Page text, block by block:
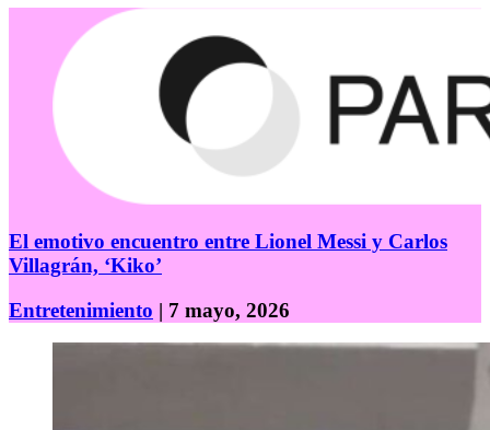
El emotivo encuentro entre Lionel Messi y Carlos
Villagrán, ‘Kiko’
Entretenimiento | 7 mayo, 2026